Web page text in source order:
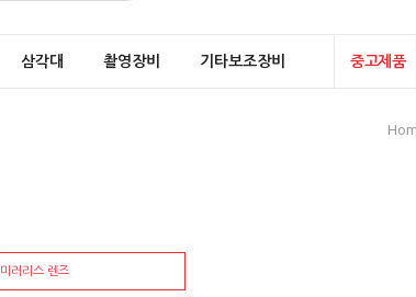
삼각대 촬영장비 기타보조장비 중고제품
미러리스 렌즈